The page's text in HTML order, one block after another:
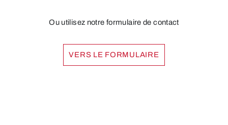
Ou utilisez notre formulaire de contact
VERS LE FORMULAIRE